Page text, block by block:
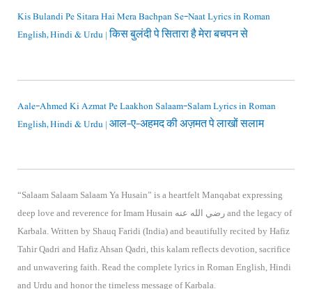
Kis Bulandi Pe Sitara Hai Mera Bachpan Se-Naat Lyrics in Roman
English, Hindi & Urdu | किस बुलंदी पे सितारा है मेरा बचपन से
Aale-Ahmed Ki Azmat Pe Laakhon Salaam-Salam Lyrics in Roman
English, Hindi & Urdu | आल-ए-अहमद की अज़मत पे लाखों सलाम
“Salaam Salaam Salaam Ya Husain” is a heartfelt Manqabat expressing
deep love and reverence for Imam Husain رضي الله عنه and the legacy of
Karbala. Written by Shauq Faridi (India) and beautifully recited by Hafiz
Tahir Qadri and Hafiz Ahsan Qadri, this kalam reflects devotion, sacrifice
and unwavering faith. Read the complete lyrics in Roman English, Hindi
and Urdu and honor the timeless message of Karbala.